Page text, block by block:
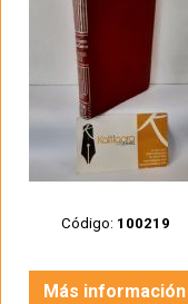
Código: 100219
Más información